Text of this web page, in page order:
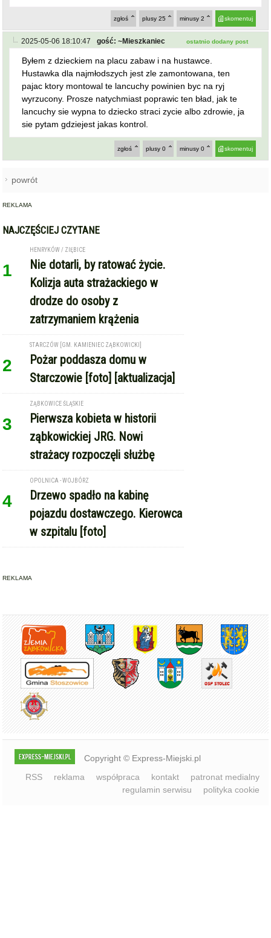
skomentuj
minusy 2
plusy 25
zgłoś
2025-05-06 18:10:47 gość: ~Mieszkaniec ostatnio dodany post
Byłem z dzieckiem na placu zabaw i na hustawce.
Hustawka dla najmłodszych jest zle zamontowana, ten
pajac ktory montowal te lancuchy powinien byc na ryj
wyrzucony. Prosze natychmiast poprawic ten bład, jak te
lancuchy sie wypna to dziecko straci zycie albo zdrowie, ja
sie pytam gdziejest jakas kontrol.
skomentuj
minusy 0
plusy 0
zgłoś
powrót
REKLAMA
NAJCZĘŚCIEJ CZYTANE
1
HENRYKÓW / ZIĘBICE
Nie dotarli, by ratować życie.
Kolizja auta strażackiego w
drodze do osoby z
zatrzymaniem krążenia
2
STARCZÓW [GM. KAMIENIEC ZĄBKOWICKI]
Pożar poddasza domu w
Starczowie [foto] [aktualizacja]
3
ZĄBKOWICE ŚLĄSKIE
Pierwsza kobieta w historii
ząbkowickiej JRG. Nowi
strażacy rozpoczęli służbę
4
OPOLNICA - WOJBÓRZ
Drzewo spadło na kabinę
pojazdu dostawczego. Kierowca
w szpitalu [foto]
REKLAMA
Copyright © Express-Miejski.pl
RSS
reklama współpraca kontakt
patronat medialny
regulamin serwisu
polityka cookie